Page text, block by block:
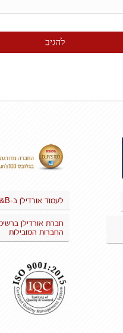
לעמוד אורדילן ב-
חברת אורדילן
החברות המובילות